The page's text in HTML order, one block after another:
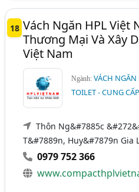
18 Vách Ngăn HPL Việt
Thương Mại Và Xây
Việt Nam
Ngành:VÁCH
TOILET - CUNG
Thôn Ng&#7885c
T&#7889n, Huy&#7879n Gia
0979 752 366